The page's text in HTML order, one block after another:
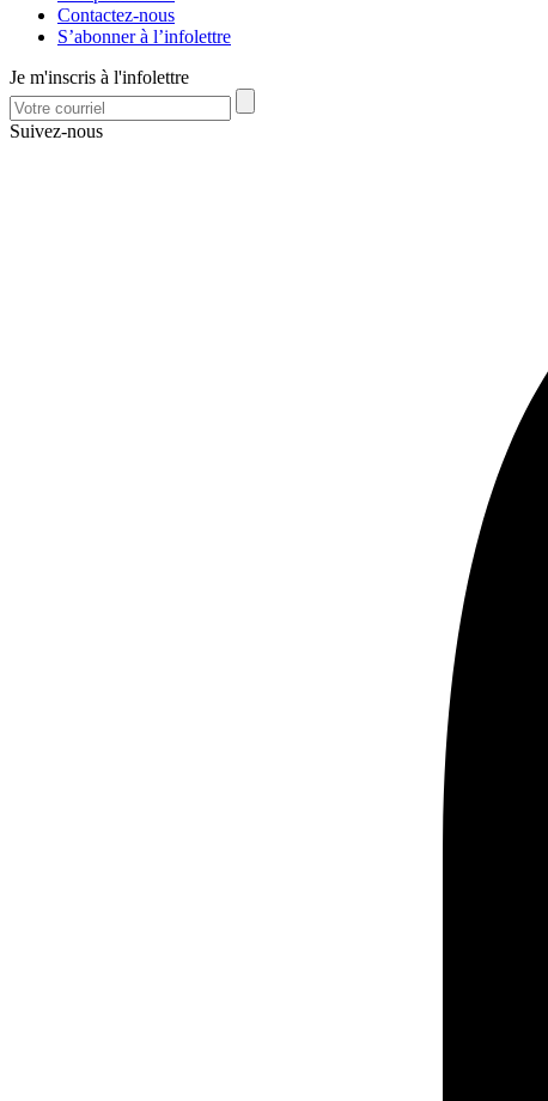
Contactez-nous
S’abonner à l’infolettre
Je m'inscris à l'infolettre
Suivez-nous